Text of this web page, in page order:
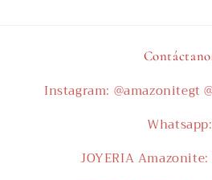
Instagram: @amazonitegt
Whatsapp:
JOYERIA